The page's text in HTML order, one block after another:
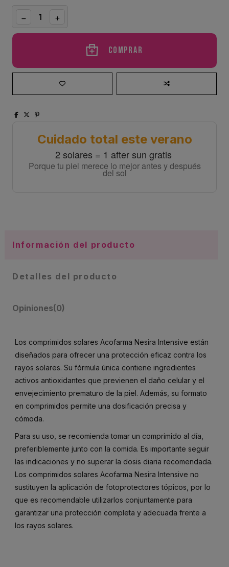
Comprar
Cuidado total este verano
2 solares = 1 after sun gratis
Porque tu piel merece lo mejor antes y después
del sol
Información del producto
Detalles del producto
Opiniones(0)
Los comprimidos solares Acofarma Nesira Intensive están
diseñados para ofrecer una protección eficaz contra los
rayos solares. Su fórmula única contiene ingredientes
activos antioxidantes que previenen el daño celular y el
envejecimiento prematuro de la piel. Además, su formato
en comprimidos permite una dosificación precisa y
cómoda.
Para su uso, se recomienda tomar un comprimido al día,
preferiblemente junto con la comida. Es importante seguir
las indicaciones y no superar la dosis diaria recomendada.
Los comprimidos solares Acofarma Nesira Intensive no
sustituyen la aplicación de fotoprotectores tópicos, por lo
que es recomendable utilizarlos conjuntamente para
garantizar una protección completa y adecuada frente a
los rayos solares.